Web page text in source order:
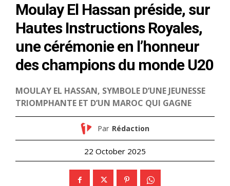
Moulay El Hassan préside, sur
Hautes Instructions Royales,
une cérémonie en l’honneur
des champions du monde U20
MOULAY EL HASSAN, SYMBOLE D’UNE JEUNESSE
TRIOMPHANTE ET D’UN MAROC QUI GAGNE
Par Rédaction
22 October 2025